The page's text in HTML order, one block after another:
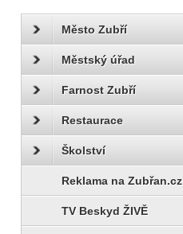
Město Zubří
Městský úřad
Farnost Zubří
Restaurace
Školství
Reklama na Zubřan.cz
TV Beskyd ŽIVĚ